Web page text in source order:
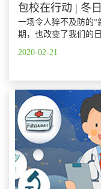
包校在行动 | 冬
一场令人猝不及防的“
期，也改变了我们的
2020-02-21